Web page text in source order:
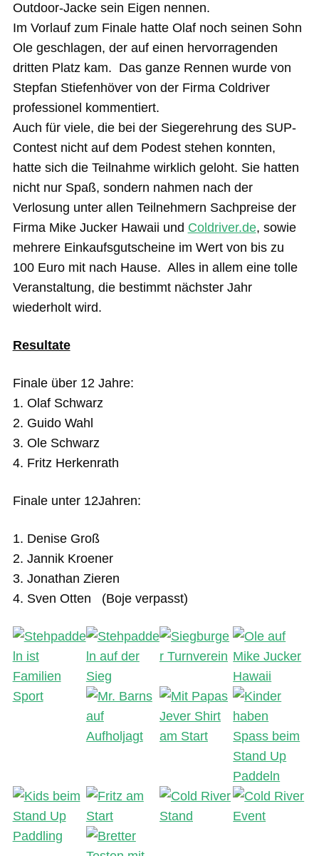
Outdoor-Jacke sein Eigen nennen.
Im Vorlauf zum Finale hatte Olaf noch seinen Sohn
Ole geschlagen, der auf einen hervorragenden
dritten Platz kam. Das ganze Rennen wurde von
Stepfan Stiefenhöver von der Firma Coldriver
professionel kommentiert.
Auch für viele, die bei der Siegerehrung des SUP-
Contest nicht auf dem Podest stehen konnten,
hatte sich die Teilnahme wirklich geloht. Sie hatten
nicht nur Spaß, sondern nahmen nach der
Verlosung unter allen Teilnehmern Sachpreise der
Firma Mike Jucker Hawaii und Coldriver.de, sowie
mehrere Einkaufsgutscheine im Wert von bis zu
100 Euro mit nach Hause. Alles in allem eine tolle
Veranstaltung, die bestimmt nächster Jahr
wiederholt wird.
Resultate
Finale über 12 Jahre:
1. Olaf Schwarz
2. Guido Wahl
3. Ole Schwarz
4. Fritz Herkenrath
Finale unter 12Jahren:
1. Denise Groß
2. Jannik Kroener
3. Jonathan Zieren
4. Sven Otten (Boje verpasst)